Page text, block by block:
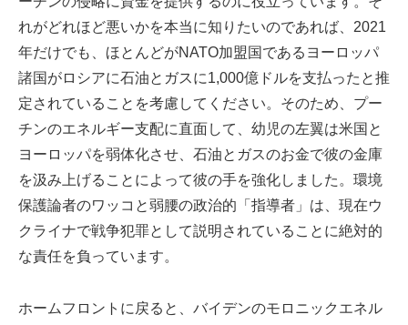
れがどれほど悪いかを本当に知りたいのであれば、2021
年だけでも、ほとんどがNATO加盟国であるヨーロッパ
諸国がロシアに石油とガスに1,000億ドルを支払ったと推
定されていることを考慮してください。そのため、プー
チンのエネルギー支配に直面して、幼児の左翼は米国と
ヨーロッパを弱体化させ、石油とガスのお金で彼の金庫
を汲み上げることによって彼の手を強化しました。環境
保護論者のワッコと弱腰の政治的「指導者」は、現在ウ
クライナで戦争犯罪として説明されていることに絶対的
な責任を負っています。
ホームフロントに戻ると、バイデンのモロニックエネル